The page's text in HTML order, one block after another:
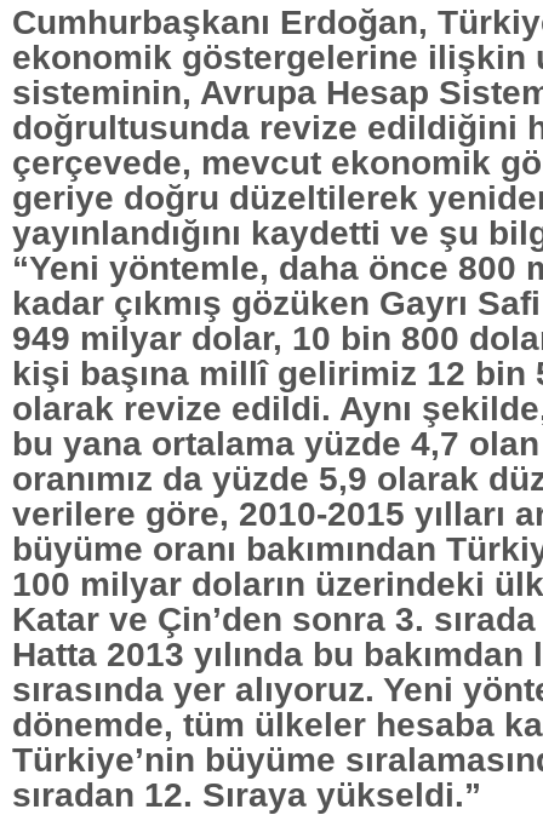
Cumhurbaşkanı Erdoğan,
ekonomik göstergelerine ilişkin
sisteminin, Avrupa Hesap
doğrultusunda revize edildiğini
çerçevede, mevcut ekonomik
geriye doğru düzeltilerek
yayınlandığını kaydetti ve şu
“Yeni yöntemle, daha önce 800
kadar çıkmış gözüken Gayrı
949 milyar dolar, 10 bin 800
kişi başına millî gelirimiz 12 bin
olarak revize edildi. Aynı
bu yana ortalama yüzde 4,7
oranımız da yüzde 5,9 olarak
verilere göre, 2010-2015 yılları
büyüme oranı bakımından
100 milyar doların üzerindeki
Katar ve Çin’den sonra 3.
Hatta 2013 yılında bu
sırasında yer alıyoruz. Yeni
dönemde, tüm ülkeler hesaba
Türkiye’nin büyüme
sıradan 12. Sıraya yükseldi.”